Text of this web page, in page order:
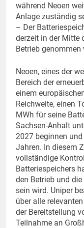
während Neoen
Anlage zuständig
– Der
derzeit in der Mitte
Betrieb genommen
Neoen, eines der
Bereich der
einem
Reichweite, einen
MWh für seine
Sachsen-Anhalt
2027 beginnen
Jahren. In diesem
vollständige
Batteriespeichers
den Betrieb und
sein wird. Uniper
über alle
der Bereitstellung
Teilnahme an